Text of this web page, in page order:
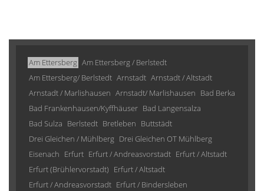
Am Ettersberg Am Ettersberg / Berlstedt
Am Ettersberg/ Berlstedt Arnstadt Arnstadt / Altstadt
Arnstadt / Marlishausen Arnstadt/ Marlishausen Bad Berka
Bad Frankenhausen/Kyffhäuser Bad Langensalza
Bad Sulza Berlstedt Bretleben Buttstädt
Drei Gleichen / Mühlberg Drei Gleichen OT Mühlberg
Eisenach Erfurt Erfurt / Andreasvorstadt Erfurt / Altstadt
Erfurt (Brühlervorstadt) Erfurt / Altstadt
Erfurt / Andreasvorstadt Erfurt / Bindersleben